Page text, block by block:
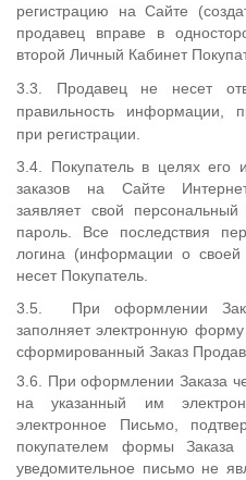
регистрацию на Сайте
продавец вправе в
второй Личный Кабинет
3.3. Продавец не несет
правильность информации,
при регистрации.
3.4. Покупатель в целях его
заказов на Сайте
заявляет свой
пароль. Все последствия
логина (информации о своей
несет Покупатель.
3.5. При оформлении
заполняет электронную
сформированный Заказ
3.6. При оформлении Заказа
на указанный им
электронное Письмо,
покупателем формы
уведомительное письмо не